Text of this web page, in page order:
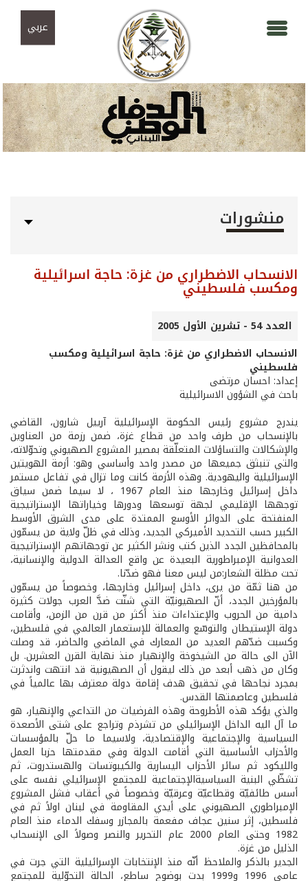
عربي
منشورات
الانسحاب الاضطراري من غزة: حاجة اسرائيلية
ومكسب فلسطيني
العدد 54 - تشرين الأول 2005
الانسحاب الاضطراري من غزة: حاجة اسرائيلية ومكسب
فلسطيني
إعداد: احسان مرتضى
باحث في الشؤون الاسرائيلية
يندرج مشروع رئيس الحكومة الإسرائيلية آرييل شارون، القاضي
بالإنسحاب من طرف واحد من قطاع غزة، ضمن رزمة من العناوين
والإشكالات والتساؤلات المتعلّقة بمصير المشروع الصهيوني وتحوّلاته،
والتي تنبثق جميعها من مصدر واحد وأساسي وهو: أزمة الهويتين
الإسرائيلية واليهودية. وهذه الأزمة كانت وما تزال في تفاعل مستمر
داخل إسرائيل وخارجها منذ العام 1967 ، لا سيما ضمن سياق
توجهها الإقليمي لجهة توسعها ودورها وخياراتها الإستراتيجية
المنفتحة على الدوائر الأوسع الممتدة على مدى الشرق الأوسط
الكبير حسب التحديد الأميركي الجديد، وذلك في ظلّ ولاية من يسمّون
بالمحافظين الجدد الذين كتب ونشر الكثير عن توجهاتهم الإستراتيجية
العدوانية الإمبراطورية البعيدة عن واقع العدالة الدولية والإنسانية،
تحت مظلة الشعار:من ليس معنا فهو ضدّنا.
من هنا ثمّة من يرى، داخل إسرائيل وخارجها، وخصوصاً من يسمّون
بالمؤرخين الجدد، أنّ الصهيونيّة التي شنّت ضدَّ العرب جولات كثيرة
دامية من الحروب والإعتداءات منذ أكثر من قرن من الزمن، وأقامت
دولة الإستيطان والتوسّع والعمالة للإستعمار العالمي في فلسطين،
وكسبت ضدّهم العديد من المعارك في الماضي والحاضر، قد وصلت
الآن الى حالة من الشيخوخة والإنهيار منذ نهاية القرن العشرين. بل
وكان من ذهب أبعد من ذلك ليقول أن الصهيونية قد انتهت واندثرت
بمجرد نجاحها في تحقيق هدف إقامة دولة معترف بها عالمياً في
فلسطين وعاصمتها القدس.
والذي يؤكد هذه الأطروحة وهذه الفرضيات من التداعي والإنهيار، هو
ما آل اليه الداخل الإسرائيلي من تشرذم وتراجع على شتى الأصعدة
السياسية والإجتماعية والإقتصادية، ولاسيما ما حلّ بالمؤسسات
والأحزاب الأساسية التي أقامت الدولة وفي مقدمتها حزبا العمل
والليكود ثم سائر الأحزاب اليسارية والكيبوتسات والهستدروت، ثم
تشظّي البنية السياسية­الإجتماعية للمجتمع الإسرائيلي نفسه على
أسس طائفيّة وقطاعيّة وعرقيّة وخصوصاً في أعقاب فشل المشروع
الإمبراطوري الصهيوني على أيدي المقاومة في لبنان اولاً ثم في
فلسطين، إثر سنين عجاف مفعمة بالمجازر وسفك الدماء منذ العام
1982 وحتى العام 2000 عام التحرير والنصر وصولاً الى الإنسحاب
الذليل من غزة.
الجدير بالذكر والملاحظ أنّه منذ الإنتخابات الإسرائيلية التي جرت في
عامي 1996 و1999 بدت بوضوح ساطع، الحالة التحوّلية للمجتمع